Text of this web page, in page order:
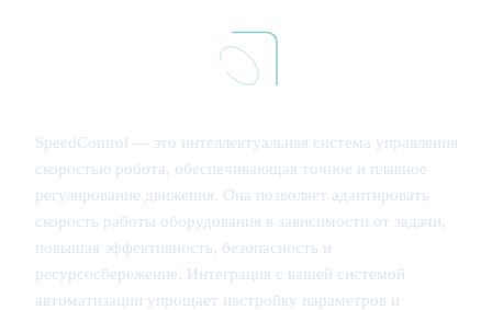
SpeedControl — это интеллектуальная система управления
скоростью робота, обеспечивающая точное и плавное
регулирование движения. Она позволяет адаптировать
скорость работы оборудования в зависимости от задачи,
повышая эффективность, безопасность и
ресурсосбережение. Интеграция с вашей системой
автоматизации упрощает настройку параметров и